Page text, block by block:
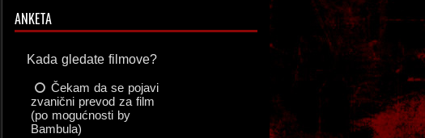
ANKETA